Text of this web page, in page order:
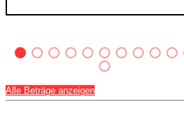
Alle Beträge anzeigen